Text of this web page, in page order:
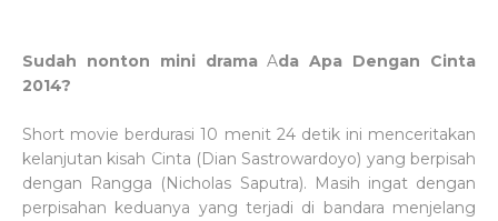
Sudah nonton mini dramaAda Apa Dengan Cinta
2014?
Short movie berdurasi 10 menit 24 detik ini menceritakan
kelanjutan kisah Cinta (Dian Sastrowardoyo) yang berpisah
dengan Rangga (Nicholas Saputra). Masih ingat dengan
perpisahan keduanya yang terjadi di bandara menjelang